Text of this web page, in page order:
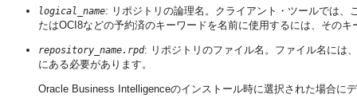
logical_name: リポジトリの論理名。クライアント・ツールでは
たはOCI8などの予約済のキーワードを名前に使用するには、その
repository_name.rpd: リポジトリのファイル名。ファイル名には
にある必要があります。
Oracle Business Intelligenceのインストール時に選択された場合に